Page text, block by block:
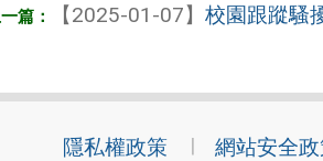
【2025-01-07】校園跟蹤騷
隱私權政策 網站安全